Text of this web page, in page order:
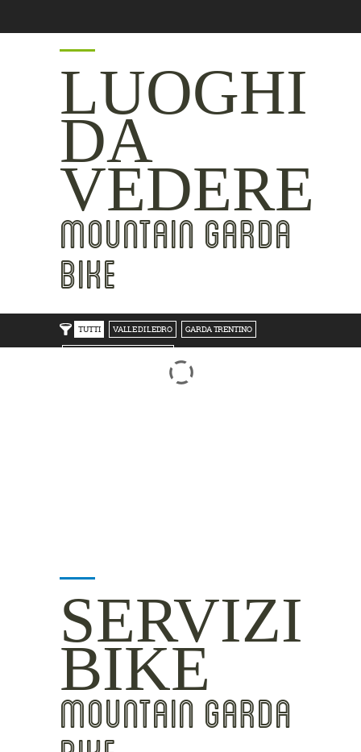
LUOGHI
DA
VEDERE
MOUNTAIN GARDA
BIKE
TUTTI VALLE DI LEDRO GARDA TRENTINO
ROVERETO M.BALDO V/GRESTA
SERVIZI
BIKE
MOUNTAIN GARDA